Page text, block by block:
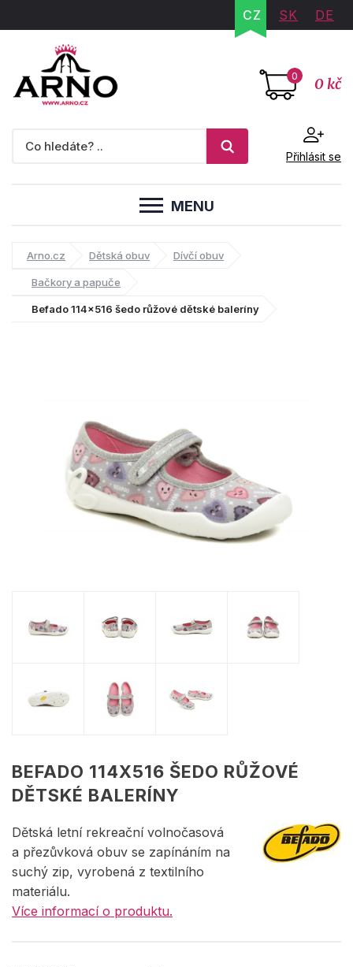
CZ SK DE
0 0 kč
Přihlásit se
MENU
Arno.cz Dětská obuv Dívčí obuv
Bačkory a papuče
Befado 114x516 šedo růžové dětské baleríny
BEFADO 114X516 ŠEDO RŮŽOVÉ
DĚTSKÉ BALERÍNY
Dětská letní rekreační volnočasová
a přezůvková obuv se zapínáním na
suchý zip, vyrobená z textilního
materiálu.
Více informací o produktu.